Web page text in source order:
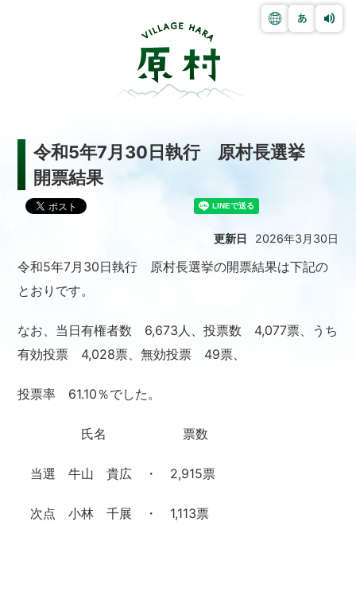
令和5年7月30日執行 原村長選挙
開票結果
更新日 2026年3月30日
令和5年7月30日執行 原村長選挙の開票結果は下記の
とおりです。
なお、当日有権者数 6,673人、投票数 4,077票、うち
有効投票 4,028票、無効投票 49票、
投票率 61.10％でした。
氏名 票数
当選 牛山 貴広 ・ 2,915票
次点 小林 千展 ・ 1,113票